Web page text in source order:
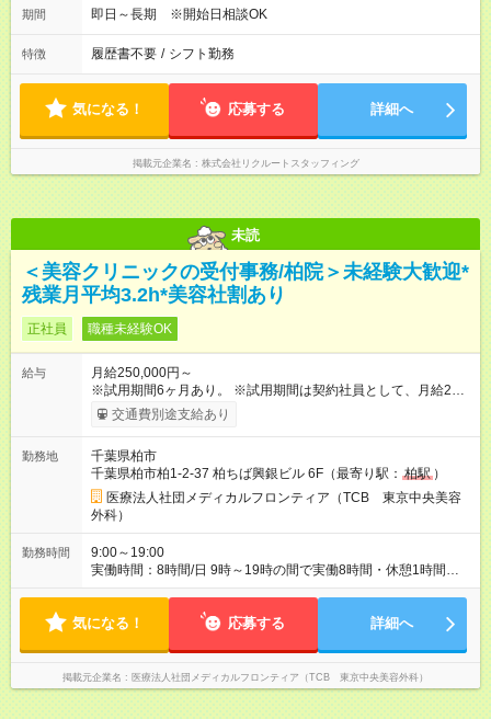
期間 即日～長期 ※開始日相談OK
特徴 履歴書不要 / シフト勤務
気になる！ 応募する 詳細へ
掲載元企業名 株式会社リクルートスタッフィング
未読
＜美容クリニックの受付事務/柏院＞未経験大歓迎*
残業月平均3.2h*美容社割あり
正社員 職種未経験OK
給与
月給250,000円～
※試用期間6ヶ月あり。 ※試用期間は契約社員として、月給22万
円＋各種手当となります。 ※想定年収には賞与+インセンティブ
を含みます。 ◆残業手当は1分単位で全額支給 【試用期間】試用
時と異なる部分があります。 雇用形態：中途採用（契約社員）
給与：月給 220,000円以上
交通費別途支給あり
勤務地
千葉県柏市
千葉県柏市柏1-2-37 柏ちば興銀ビル 6F（最寄り駅： 柏駅 ）
医療法人社団メディカルフロンティア（TCB 東京中央美容
外科）
勤務時間
9:00～19:00
実働時間：8時間/日 9時～19時の間で実働8時間・休憩1時間
（クリニックにより9:00~18:00or10:00~19:00勤務） 【残業ほ
ィナーの予定を入れたり、お買い物、ピラティスのレッスンな
境です。
気になる！ 応募する 詳細へ
掲載元企業名 医療法人社団メディカルフロンティア（TCB 東京中央美容外科）